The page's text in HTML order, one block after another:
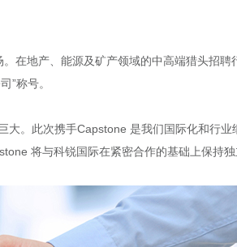
在地产、能源及矿产领域的中高端猎头招聘
”称号。
。此次携手Capstone 是我们国际化和行业
将与科锐国际在紧密合作的基础上保持独